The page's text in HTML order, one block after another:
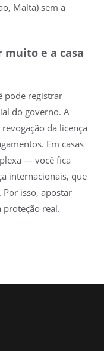
Malta) sem a
muito e a casa
pode registrar
do governo. A
da licença
Em casas
— você fica
internacionais, que
isso, apostar
proteção real.